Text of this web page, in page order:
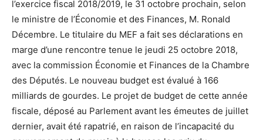
l’exercice fiscal 2018/2019, le 31 octobre prochain, selon
le ministre de l’Économie et des Finances, M. Ronald
Décembre. Le titulaire du MEF a fait ses déclarations en
marge d’une rencontre tenue le jeudi 25 octobre 2018,
avec la commission Économie et Finances de la Chambre
des Députés. Le nouveau budget est évalué à 166
milliards de gourdes. Le projet de budget de cette année
fiscale, déposé au Parlement avant les émeutes de juillet
dernier, avait été rapatrié, en raison de l’incapacité du